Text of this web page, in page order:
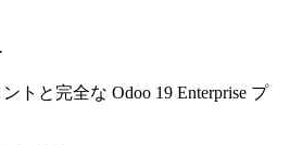
トと完全な Odoo 19 Enterprise プ